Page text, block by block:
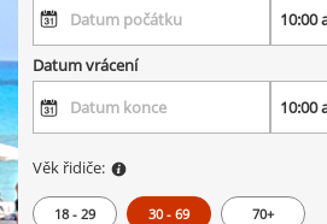
Datum vrácení
Věk řidiče:
18 - 29 30 - 69 70+